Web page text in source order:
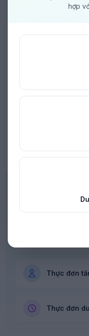
hợp
Chọn mục tiêu của
hàng tuần dành riêng
Thực đơn
Thực đơn